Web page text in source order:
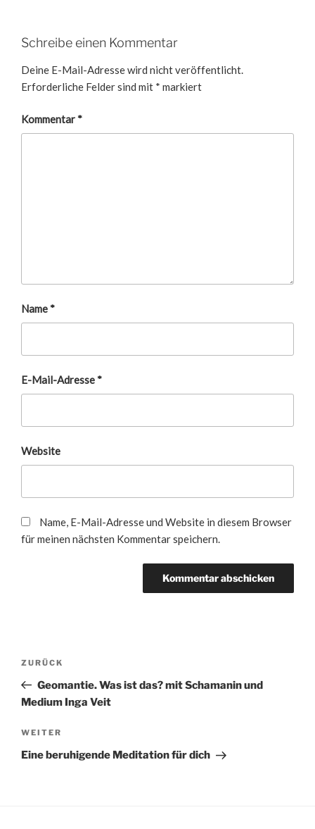
Schreibe einen Kommentar
Deine E-Mail-Adresse wird nicht veröffentlicht.
Erforderliche Felder sind mit * markiert
Kommentar*
Name*
E-Mail-Adresse*
Website
Name, E-Mail-Adresse und Website in diesem Browser
für meinen nächsten Kommentar speichern.
Beitragsnavigation
Vorheriger
Beitrag
ZURÜCK
Geomantie. Was ist das? mit Schamanin und
Medium Inga Veit
Nächster
Beitrag
WEITER
Eine beruhigende Meditation für dich